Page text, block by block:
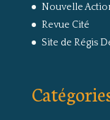
Nouvelle
Revue Cité
Site de Régis